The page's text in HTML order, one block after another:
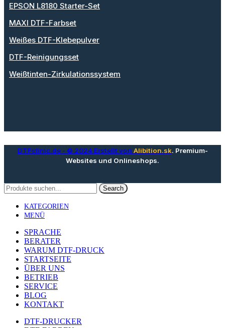
EPSON L8180 Starter-Set
MAXI DTF-Farbset
Weißes DTF-Klebepulver
DTF-Reinigungsset
Weißtinten-Zirkulationssystem
DTFclinic.de- © 2024 Erstellt von Alibition.sk. Premium-
Websites und Onlineshops.
Search
KATEGORIEN
MENÜ
SPRACHE
BERATER
WARUM DTF-DRUCK
STARTSEITE
ÜBER UNS
BETRIEB
SERVICE
BLOG
KONTAKT
DTF-DRUCKER